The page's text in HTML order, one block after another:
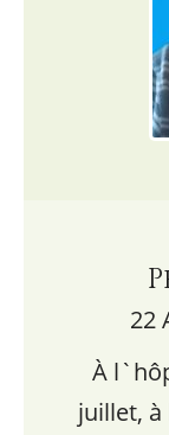
22
À
juillet, à